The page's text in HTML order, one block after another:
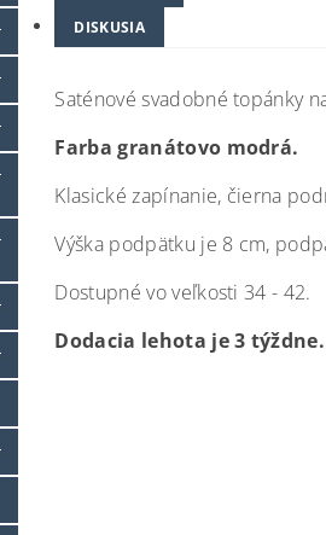
DISKUSIA
Saténové svadobné topánky
Farba granátovo modrá.
Klasické zapínanie, čierna
Výška podpätku je 8 cm,
Dostupné vo veľkosti 34 - 42.
Dodacia lehota je 3 týždne.